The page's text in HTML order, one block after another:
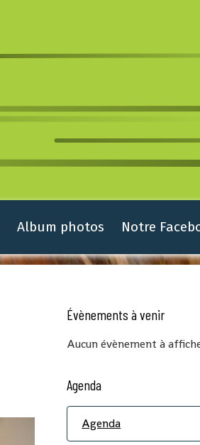
Album photos Notre
Évènements à venir
Aucun évènement à
Agenda
Agenda